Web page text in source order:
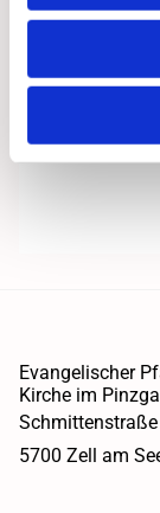
Evangelischer
Kirche im
5700 Zell am